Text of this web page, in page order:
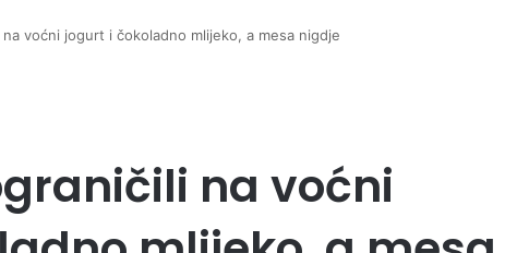
na voćni jogurt i čokoladno mlijeko, a mesa nigdje
na voćni